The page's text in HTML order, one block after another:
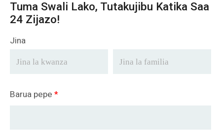
Tuma Swali Lako, Tutakujibu Katika Saa
24 Zijazo!
Jina
Barua pepe *